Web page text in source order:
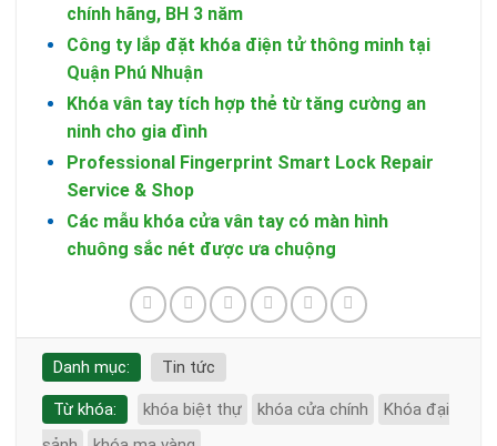
chính hãng, BH 3 năm
Công ty lắp đặt khóa điện tử thông minh tại
Quận Phú Nhuận
Khóa vân tay tích hợp thẻ từ tăng cường an
ninh cho gia đình
Professional Fingerprint Smart Lock Repair
Service & Shop
Các mẫu khóa cửa vân tay có màn hình
chuông sắc nét được ưa chuộng
Danh mục: Tin tức
Từ khóa: khóa biệt thự khóa cửa chính
Khóa đại